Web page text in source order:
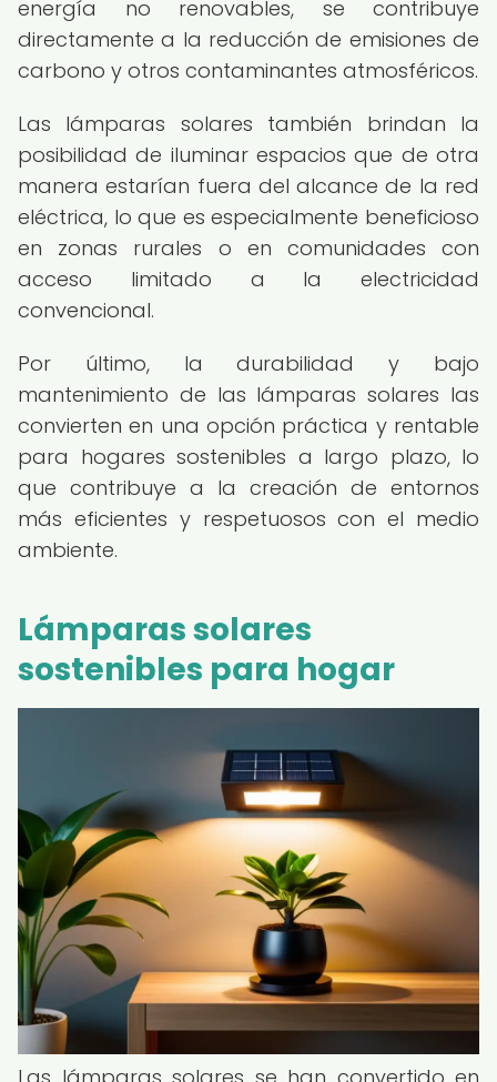
energía no renovables, se contribuye
directamente a la reducción de emisiones de
carbono y otros contaminantes atmosféricos.
Las lámparas solares también brindan la
posibilidad de iluminar espacios que de otra
manera estarían fuera del alcance de la red
eléctrica, lo que es especialmente beneficioso
en zonas rurales o en comunidades con
acceso limitado a la electricidad
convencional.
Por último, la durabilidad y bajo
mantenimiento de las lámparas solares las
convierten en una opción práctica y rentable
para hogares sostenibles a largo plazo, lo
que contribuye a la creación de entornos
más eficientes y respetuosos con el medio
ambiente.
Lámparas solares
sostenibles para hogar